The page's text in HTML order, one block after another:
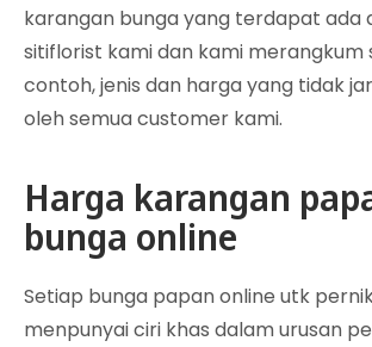
karangan bunga yang terdapat ada
sitiflorist kami dan kami merangkum
contoh, jenis dan harga yang tidak
oleh semua customer kami.
Harga karangan
bunga online
Setiap bunga papan online utk
menpunyai ciri khas dalam urusan